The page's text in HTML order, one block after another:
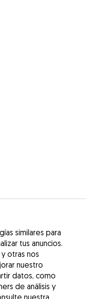
similares para
tus anuncios.
otras nos
nuestro
datos, como
de análisis y
nuestra